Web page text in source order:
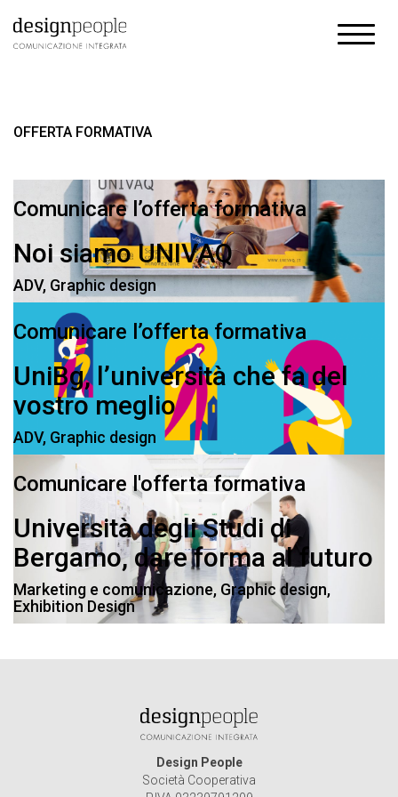
OFFERTA FORMATIVA
Comunicare l’offerta formativa
Noi siamo UNIVAQ
ADV, Graphic design
Comunicare l’offerta formativa
UniBg, l’università che fa del
vostro meglio
ADV, Graphic design
Comunicare l'offerta formativa
Università degli Studi di
Bergamo, dare forma al futuro
Marketing e comunicazione, Graphic design,
Exhibition Design
Design People
Società Cooperativa